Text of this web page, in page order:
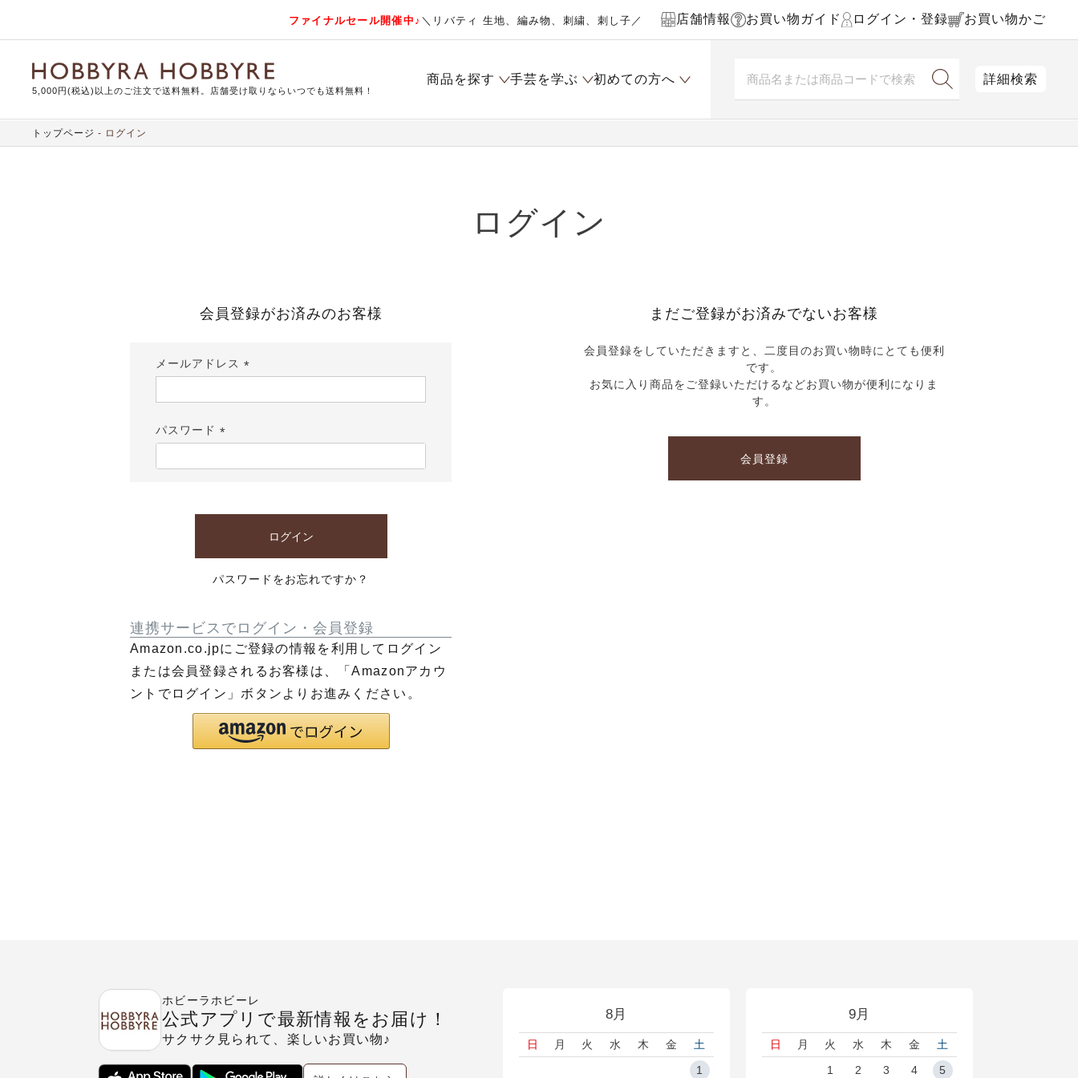
ファイナルセール開催中♪ ＼リバティ 生地、編み物、刺繍、刺し子／ 店舗情報 お買い物ガイド ログイン・登録 お買い物かご
5,000円(税込)以上のご注文で送料無料。店舗受け取りならいつでも送料無料！
商品を探す 手芸を学ぶ 初めての方へ 詳細検索
トップページ ログイン
ログイン
会員登録がお済みのお客様
メールアドレス
須)
パスワード
須)
ログイン
パスワードをお忘れですか？
連携サービスでログイン・会員登録
Amazon.co.jpにご登録の情報を利用してログイン
または会員登録されるお客様は、「Amazonアカウ
ントでログイン」ボタンよりお進みください。
まだご登録がお済みでないお客様
会員登録をしていただきますと、二度目のお買い物時にとても便利
です。
お気に入り商品をご登録いただけるなどお買い物が便利になりま
す。
会員登録
8月
日 月 火 水 木 金
土
1
9月
日 月 火 水 木 金
土
1
2 3 4 5
ホビーラホビーレ
公式アプリで最新情報をお届け！
サクサク見られて、楽しいお買い物♪